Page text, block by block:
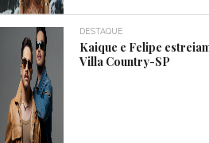
DESTAQUE
Kaique e Felipe
Villa Country-SP